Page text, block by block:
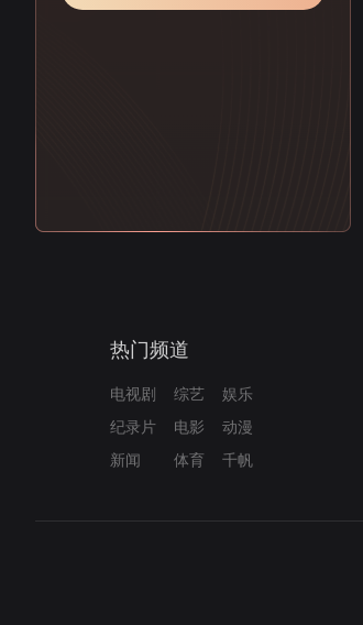
热门频道
电视剧 综艺
娱乐
纪录片
电影
动漫
新闻
体育 千帆